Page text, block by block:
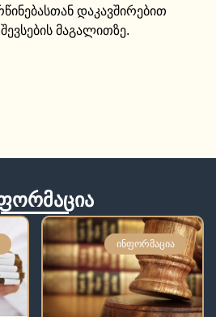
დაკავშირებით
მაგალითზე.
ᲘᲜᲤᲝᲠᲛᲐᲪᲘᲐ